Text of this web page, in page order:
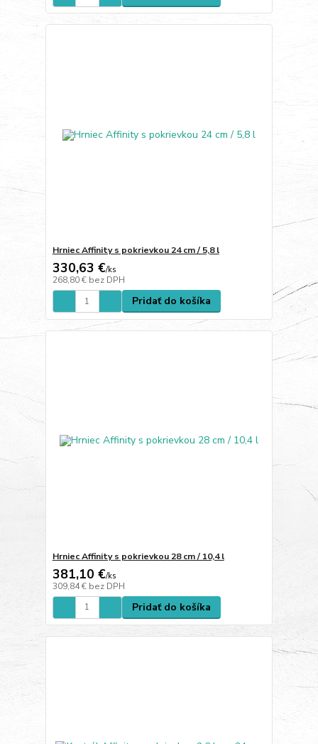
Hrniec Affinity s pokrievkou 24 cm / 5,8 l
330,63 €/ks
268,80 € bez DPH
Pridať do košíka
Hrniec Affinity s pokrievkou 28 cm / 10,4 l
381,10 €/ks
309,84 € bez DPH
Pridať do košíka